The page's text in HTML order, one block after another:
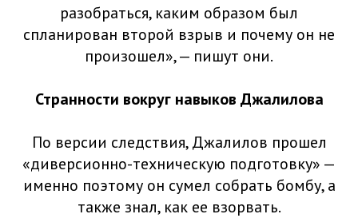
разобраться, каким образом был
спланирован второй взрыв и почему он не
произошел», — пишут они.
Странности вокруг навыков Джалилова
По версии следствия, Джалилов прошел
«диверсионно-техническую подготовку» —
именно поэтому он сумел собрать бомбу, а
также знал, как ее взорвать.